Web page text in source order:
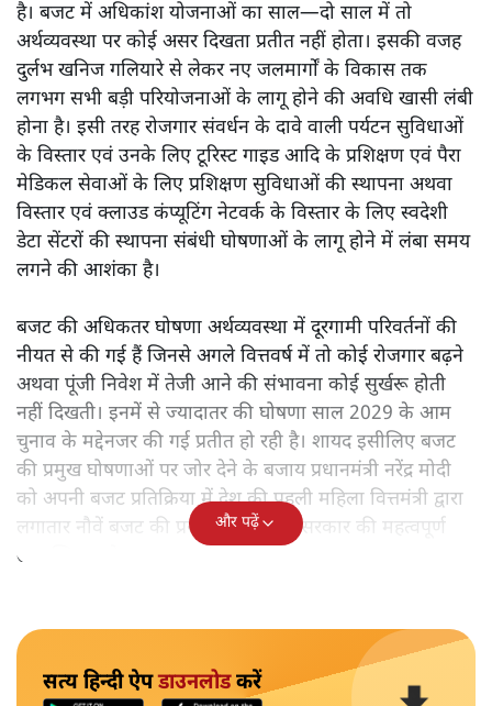
है। बजट में अधिकांश योजनाओं का साल—दो साल में तो
अर्थव्यवस्था पर कोई असर दिखता प्रतीत नहीं होता। इसकी वजह
दुर्लभ खनिज गलियारे से लेकर नए जलमार्गों के विकास तक
लगभग सभी बड़ी परियोजनाओं के लागू होने की अवधि खासी लंबी
होना है। इसी तरह रोजगार संवर्धन के दावे वाली पर्यटन सुविधाओं
के विस्तार एवं उनके लिए टूरिस्ट गाइड आदि के प्रशिक्षण एवं पैरा
मेडिकल सेवाओं के लिए प्रशिक्षण सुविधाओं की स्थापना अथवा
विस्तार एवं क्लाउड कंप्यूटिंग नेटवर्क के विस्तार के लिए स्वदेशी
डेटा सेंटरों की स्थापना संबंधी घोषणाओं के लागू होने में लंबा समय
लगने की आशंका है।
बजट की अधिकतर घोषणा अर्थव्यवस्था में दूरगामी परिवर्तनों की
नीयत से की गई हैं जिनसे अगले वित्तवर्ष में तो कोई रोजगार बढ़ने
अथवा पूंजी निवेश में तेजी आने की संभावना कोई सुर्खरू होती
नहीं दिखती। इनमें से ज्यादातर की घोषणा साल 2029 के आम
चुनाव के मद्देनजर की गई प्रतीत हो रही है। शायद इसीलिए बजट
की प्रमुख घोषणाओं पर जोर देने के बजाय प्रधानमंत्री नरेंद्र मोदी
को अपनी बजट प्रतिक्रिया में देश की पहली महिला वित्तमंत्री द्वारा
लगातार नौवें बजट की प्रस्तुति को अपनी सरकार की महत्वपूर्ण
उपलब्धि बताने पर मजबूर होना पड़ा।
और पढ़ें
सत्य हिन्दी ऐपडाउनलोडकरें